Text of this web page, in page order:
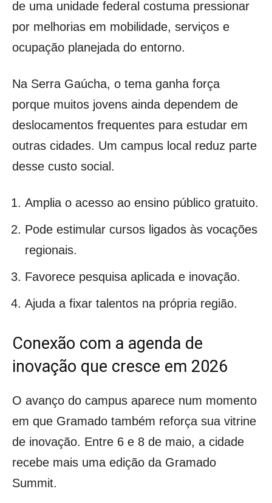
de uma unidade federal costuma pressionar
por melhorias em mobilidade, serviços e
ocupação planejada do entorno.
Na Serra Gaúcha, o tema ganha força
porque muitos jovens ainda dependem de
deslocamentos frequentes para estudar em
outras cidades. Um campus local reduz parte
desse custo social.
Amplia o acesso ao ensino público gratuito.
Pode estimular cursos ligados às vocações
regionais.
Favorece pesquisa aplicada e inovação.
Ajuda a fixar talentos na própria região.
Conexão com a agenda de
inovação que cresce em 2026
O avanço do campus aparece num momento
em que Gramado também reforça sua vitrine
de inovação. Entre 6 e 8 de maio, a cidade
recebe mais uma edição da Gramado
Summit.